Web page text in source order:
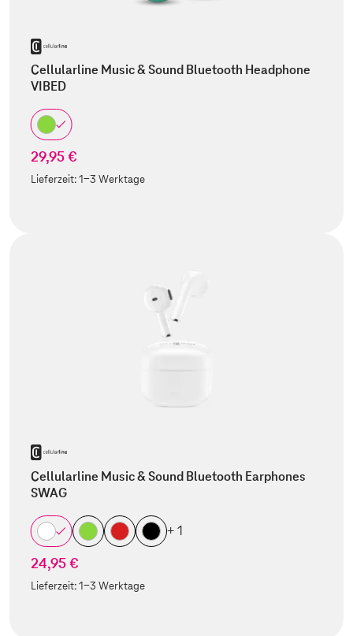
Cellularline Music & Sound Bluetooth Headphone
VIBED
29,95 €
Lieferzeit:1-3 Werktage
Cellularline Music & Sound Bluetooth Earphones
SWAG
+ 1
24,95 €
Lieferzeit:1-3 Werktage